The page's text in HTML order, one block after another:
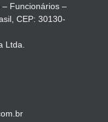
Funcionários –
CEP: 30130-
Ltda.